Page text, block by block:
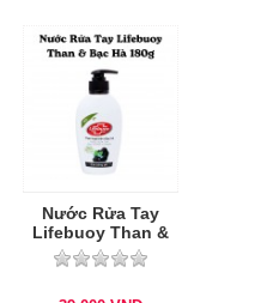
Nước Rửa Tay
Lifebuoy Than &
Bạc Hà 180g